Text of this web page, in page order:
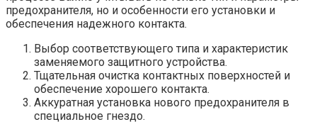
предохранителя, но и особенности его установки и
обеспечения надежного контакта.
Выбор соответствующего типа и характеристик
заменяемого защитного устройства.
Тщательная очистка контактных поверхностей и
обеспечение хорошего контакта.
Аккуратная установка нового предохранителя в
специальное гнездо.